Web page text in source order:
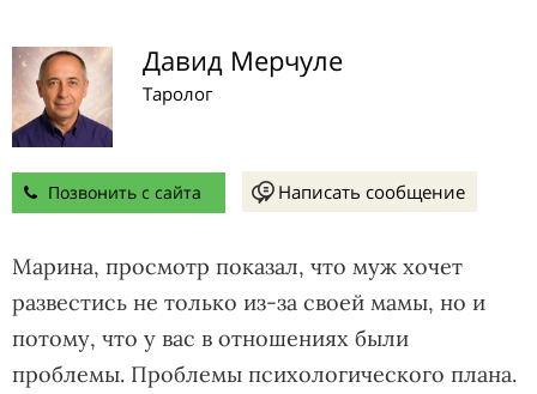
Давид Мерчуле
Таролог
Позвонить с сайта Написать сообщение
Марина, просмотр показал, что муж хочет
развестись не только из-за своей мамы, но и
потому, что у вас в отношениях были
проблемы. Проблемы психологического плана.